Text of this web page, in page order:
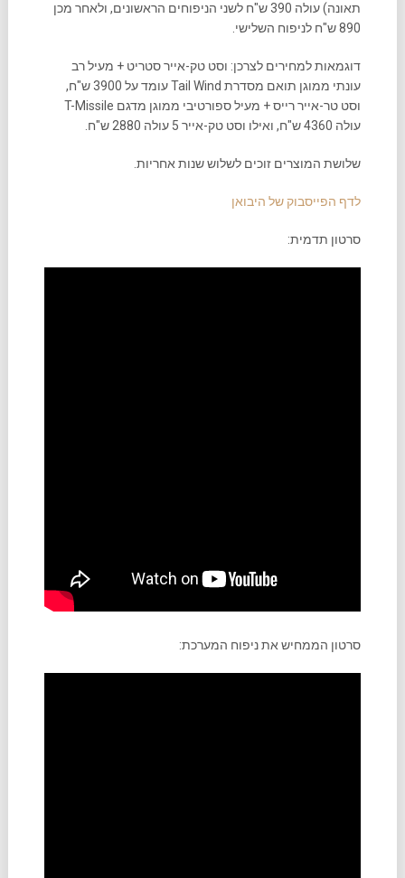
תאונה) עולה 390 ש"ח לשני הניפוחים הראשונים, ולאחר מכן
890 ש"ח לניפוח השלישי.
דוגמאות למחירים לצרכן: וסט טק-אייר סטריט + מעיל רב
עונתי ממוגן תואם מסדרת Tail Wind עומד על 3900 ש"ח,
וסט טר-אייר רייס + מעיל ספורטיבי ממוגן מדגם T-Missile
עולה 4360 ש"ח, ואילו וסט טק-אייר 5 עולה 2880 ש"ח.
שלושת המוצרים זוכים לשלוש שנות אחריות.
לדף הפייסבוק של היבואן
סרטון תדמית:
סרטון הממחיש את ניפוח המערכת: